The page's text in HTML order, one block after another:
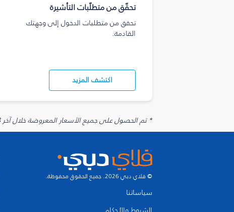
تحقّق من متطلّبات التأشيرة
تحقق من متطلبات الدخول إلى وجهتك
القادمة.
اكتشف المزيد
* تم الحصول على جميع الأسعار المعروضة خلال آخر 48 ساعة قد لا تكون متوفرة في وقت الحجز. قد يتم تطبيق رسوم إضافية على الإضافات الاختيارية.
© فلاي دبي 2026. جميع الحقوق محفوظة.
سياساتنا